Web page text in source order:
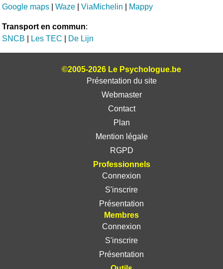
Google maps |Waze |ViaMichelin Mappy
Transport en commun:
SNCB
Les TEC De Lijn
©2005-2026 Le Psychologue.be
Présentation du site
Webmaster
Contact
Plan
Mention légale
RGPD
Professionnels
Connexion
S'inscrire
Présentation
Membres
Connexion
S'inscrire
Présentation